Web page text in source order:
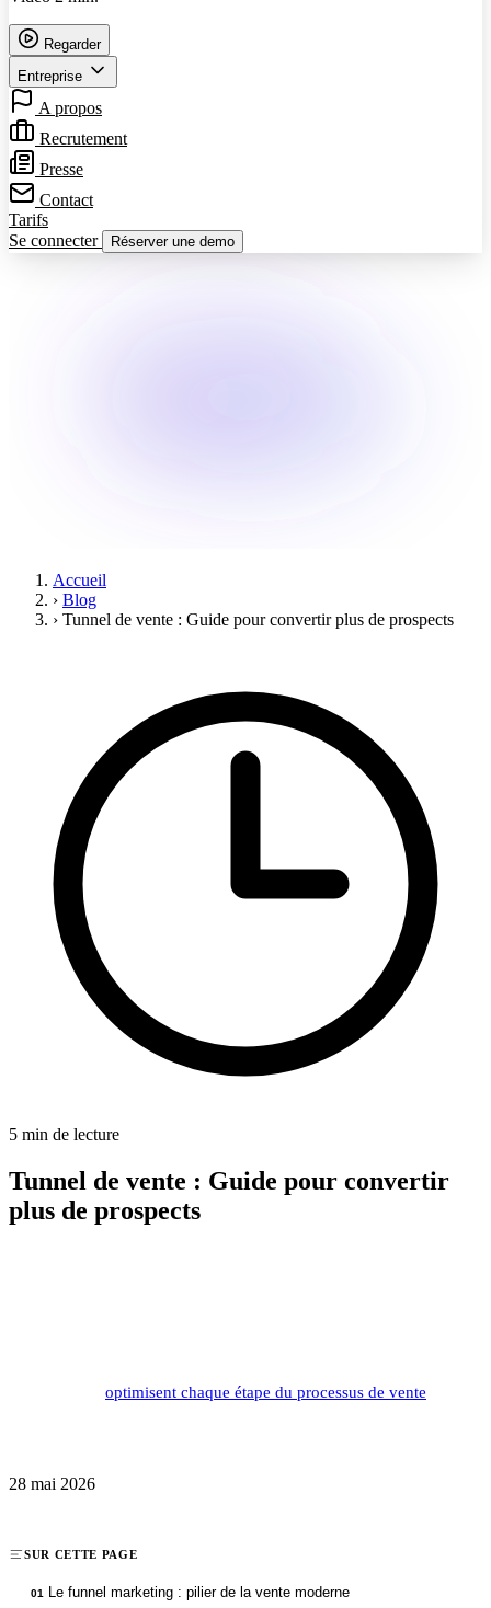
Regarder
Entreprise
A propos
Recrutement
Presse
Contact
Tarifs
Se connecter
Réserver une demo
Accueil
› Blog
› Tunnel de vente : Guide pour convertir plus de prospects
5 min de lecture
Tunnel de vente : Guide pour convertir
plus de prospects
optimisent chaque étape du processus de vente
28 mai 2026
SUR CETTE PAGE
01 Le funnel marketing : pilier de la vente moderne